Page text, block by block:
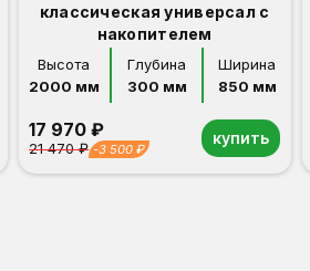
классическая универсал с
накопителем
Высота
2000 мм
Глубина
300 мм
Ширина
850 мм
17 970 ₽
21 470 ₽ -3 500 ₽
купить